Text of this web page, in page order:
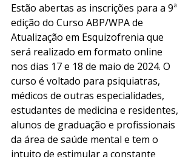
Estão abertas as inscrições para a 9ª
edição do Curso ABP/WPA de
Atualização em Esquizofrenia que
será realizado em formato online
nos dias 17 e 18 de maio de 2024. O
curso é voltado para psiquiatras,
médicos de outras especialidades,
estudantes de medicina e residentes,
alunos de graduação e profissionais
da área de saúde mental e tem o
intuito de estimular a constante